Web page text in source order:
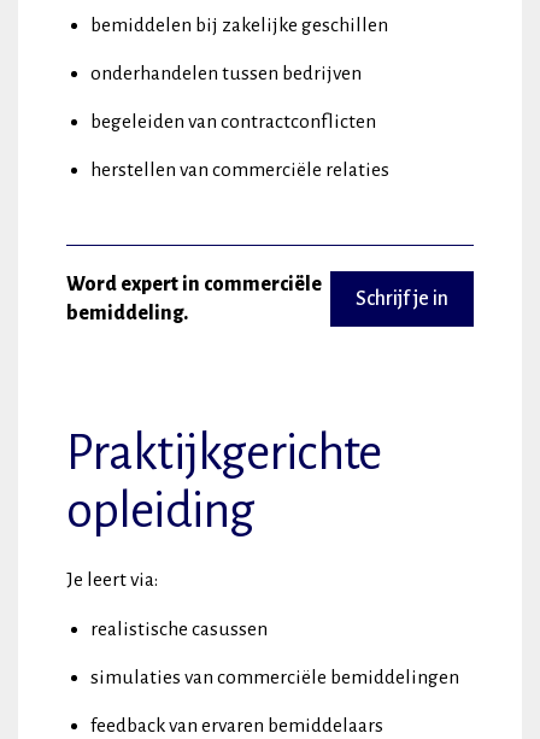
bemiddelen bij zakelijke geschillen
onderhandelen tussen bedrijven
begeleiden van contractconflicten
herstellen van commerciële relaties
Word expert in commerciële
bemiddeling.
Schrijf je in
Praktijkgerichte
opleiding
Je leert via:
realistische casussen
simulaties van commerciële bemiddelingen
feedback van ervaren bemiddelaars